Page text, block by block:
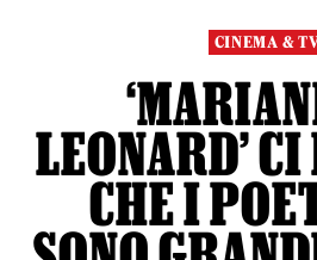
CINEMA &
LEONARD’
CHE I